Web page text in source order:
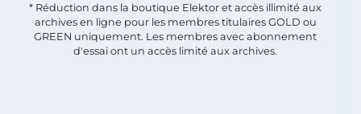
* Réduction dans la boutique Elektor et accès illimité aux
archives en ligne pour les membres titulaires GOLD ou
GREEN uniquement. Les membres avec abonnement
d'essai ont un accès limité aux archives.